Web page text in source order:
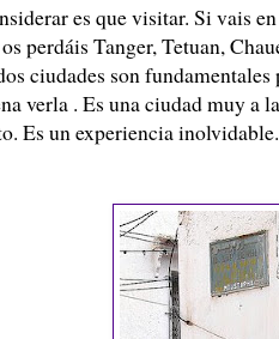
es que visitar. Si vais
perdáis Tanger, Tetuan,
ciudades son
verla . Es una ciudad muy a
Es un experiencia inolvidable.